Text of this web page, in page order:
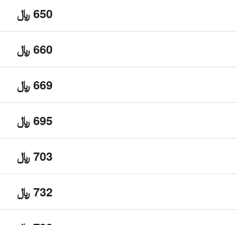
650 ﷼
660 ﷼
669 ﷼
695 ﷼
703 ﷼
732 ﷼